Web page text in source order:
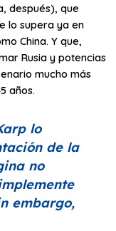
después), que
lo supera ya en
China. Y que,
Rusia y potencias
mucho más
años.
lo
de la
no
embargo,